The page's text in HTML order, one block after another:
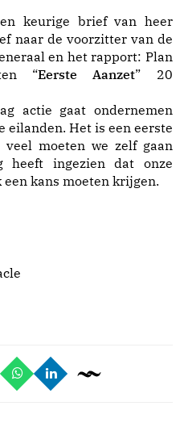
keurige brief van heer
naar de voorzitter van de
en het rapport: Plan
“Eerste Aanzet” 20
actie gaat ondernemen
eilanden. Het is een eerste
moeten we zelf gaan
heeft ingezien dat onze
kans moeten krijgen.